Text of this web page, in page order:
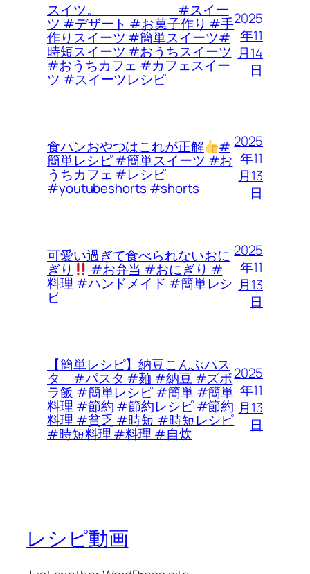
スイツ。 #スイー
ツ #デザート #お菓子作り #手
作りスイーツ #簡単スイーツ#
時短スイーツ #おうちスイーツ
#おうちカフェ #カフェスイー
ツ #スイーツレシピ
2025
年11
月14
日
食パンおやつはこれが正解 #
簡単レシピ #簡単スイーツ #お
うちカフェ #レシピ
#youtubeshorts #shorts
2025
年11
月13
日
可愛い過ぎて食べられないおに
ぎり #お弁当 #おにぎり #
料理 #ハンドメイド #簡単レシ
ピ
2025
年11
月13
日
【簡単レシピ】納豆こんぶパス
タ #パスタ #麺 #納豆 #ズボ
ラ飯 #簡単レシピ #簡単 #簡単
料理 #節約 #節約レシピ #節約
料理 #貧乏 #時短 #時短レシピ
#時短料理 #料理 #自炊
2025
年11
月13
日
レシピ動画